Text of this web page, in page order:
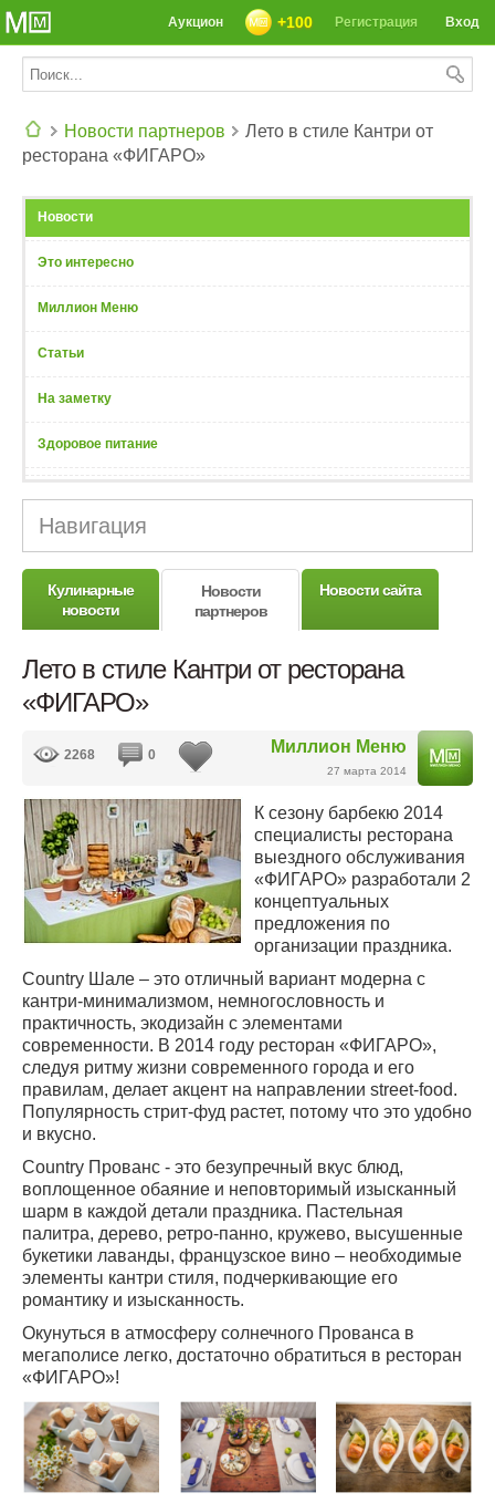
Вход
Регистрация
+100
Аукцион
Новости партнеров
Лето в стиле Кантри от
ресторана «ФИГАРО»
Новости
Это интересно
Миллион Меню
Статьи
На заметку
Здоровое питание
Навигация
Кулинарные
новости
Новости
партнеров
Новости сайта
Лето в стиле Кантри от ресторана
«ФИГАРО»
Миллион Меню
27 марта 2014
2268 0
К сезону барбекю 2014
специалисты ресторана
выездного обслуживания
«ФИГАРО» разработали 2
концептуальных
предложения по
организации праздника.
Country Шале – это отличный вариант модерна с
кантри-минимализмом, немногословность и
практичность, экодизайн с элементами
современности. В 2014 году ресторан «ФИГАРО»,
следуя ритму жизни современного города и его
правилам, делает акцент на направлении street-food.
Популярность стрит-фуд растет, потому что это удобно
и вкусно.
Country Прованс - это безупречный вкус блюд,
воплощенное обаяние и неповторимый изысканный
шарм в каждой детали праздника. Пастельная
палитра, дерево, ретро-панно, кружево, высушенные
букетики лаванды, французское вино – необходимые
элементы кантри стиля, подчеркивающие его
романтику и изысканность.
Окунуться в атмосферу солнечного Прованса в
мегаполисе легко, достаточно обратиться в ресторан
«ФИГАРО»!